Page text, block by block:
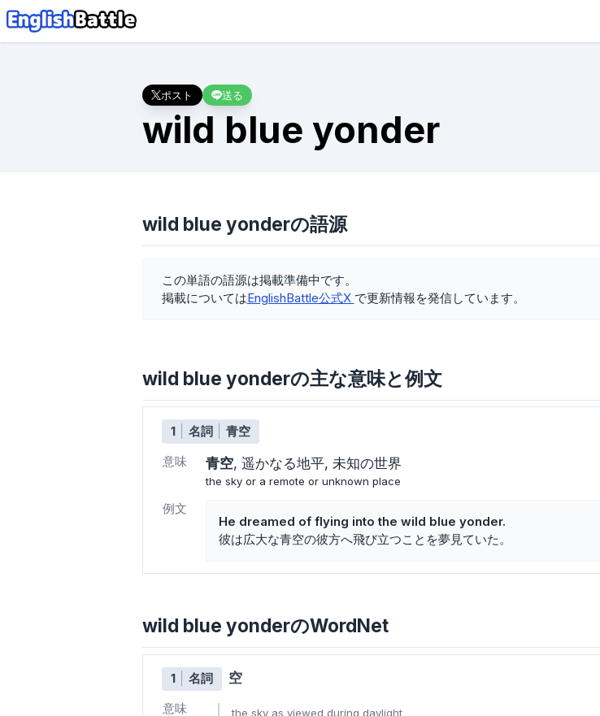
ポスト 送る
wild blue yonder
wild blue yonderの語源
この単語の語源は掲載準備中です。
掲載についてはEnglishBattle公式X で更新情報を発信しています。
wild blue yonderの主な意味と例文
1 名詞
青空
意味
青空 遥かなる地平 未知の世界
the sky or a remote or unknown place
例文
He dreamed of flying into the wild blue yonder.
彼は広大な青空の彼方へ飛び立つことを夢見ていた。
wild blue yonderのWordNet
1 名詞 空
意味
the sky as viewed during daylight